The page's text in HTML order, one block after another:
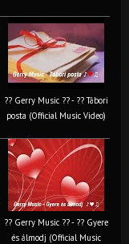
?? Gerry Music ?? - ?? Tábori
posta (Official Music Video)
?? Gerry Music ?? - ?? Gyere
és álmodj (Official Music